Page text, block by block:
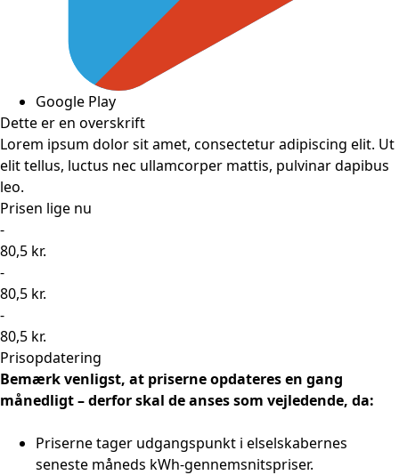
Google Play
Dette er en overskrift
Lorem ipsum dolor sit amet, consectetur adipiscing elit. Ut
elit tellus, luctus nec ullamcorper mattis, pulvinar dapibus
leo.
Prisen lige nu
-
80,5 kr.
-
80,5 kr.
-
80,5 kr.
Prisopdatering
Bemærk venligst, at priserne opdateres en gang
månedligt – derfor skal de anses som vejledende, da:
Priserne tager udgangspunkt i elselskabernes
seneste måneds kWh-gennemsnitspriser.